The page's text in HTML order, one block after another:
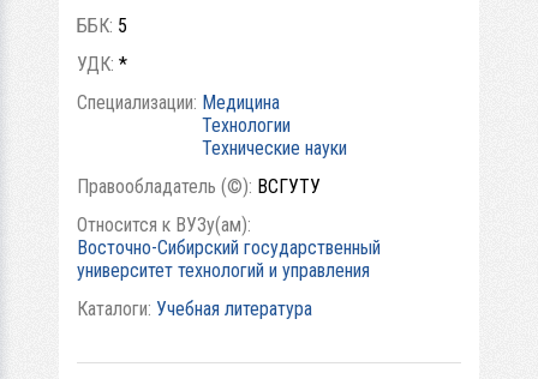
ББК: 5
УДК: *
Специализации: Медицина
Технологии
Технические науки
Правообладатель (©): ВСГУТУ
Относится к ВУЗу(ам):
Восточно-Сибирский государственный
университет технологий и управления
Каталоги: Учебная литература